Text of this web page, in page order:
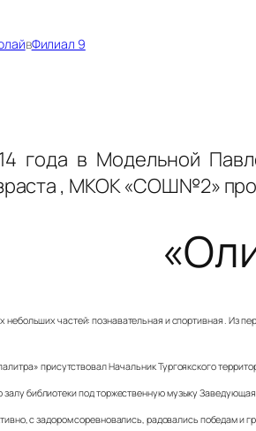
вФилиал 9
года в Модельной
, МКОК «СОШ№2»
небольших частей: познавательная и спортивная . Из
присутствовал Начальник Тургоякского
залу библиотеки под торжественную музыку
с задором соревновались, радовались победам и